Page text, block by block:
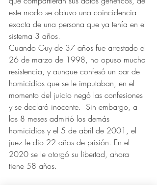
este modo se obtuvo una coincidencia
exacta de una persona que ya tenía en el
sistema 3 años.
Cuando Guy de 37 años fue arrestado el
26 de marzo de 1998, no opuso mucha
resistencia, y aunque confesó un par de
homicidios que se le imputaban, en el
momento del juicio negó las confesiones
y se declaró inocente.  Sin embargo, a
los 8 meses admitió los demás
homicidios y el 5 de abril de 2001, el
juez le dio 22 años de prisión. En el
2020 se le otorgó su libertad, ahora
tiene 58 años.